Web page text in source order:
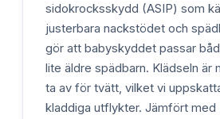
sidokrocksskydd (ASIP) som
justerbara nackstödet och
gör att babyskyddet passar
lite äldre spädbarn. Klädseln är
ta av för tvätt, vilket vi
kladdiga utflykter. Jämfört med